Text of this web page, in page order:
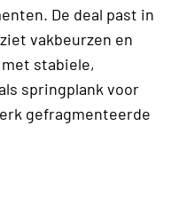
De deal past in
vakbeurzen en
stabiele,
springplank voor
gefragmenteerde